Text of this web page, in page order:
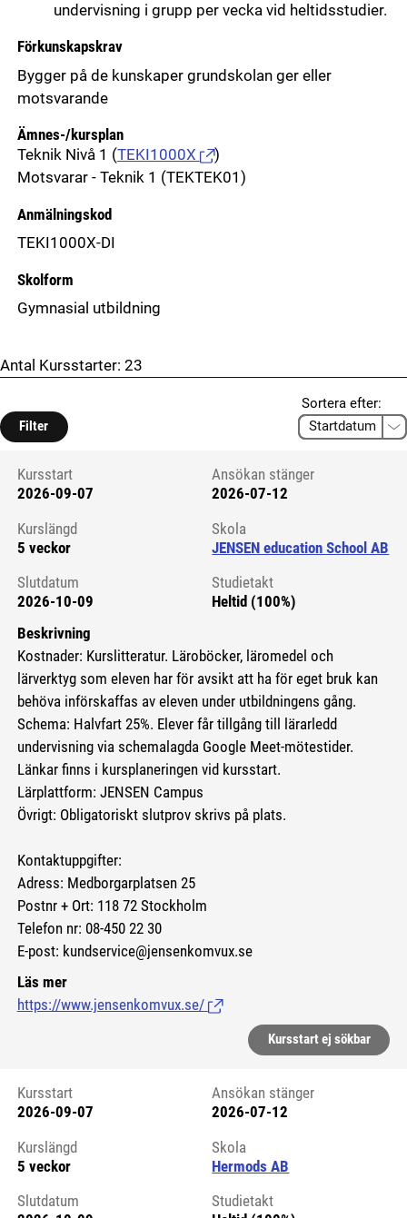
undervisning i grupp per vecka vid heltidsstudier.
Förkunskapskrav
Bygger på de kunskaper grundskolan ger eller
motsvarande
Ämnes-/kursplan
Teknik Nivå 1 (TEKI1000X
)
Motsvarar - Teknik 1 (TEKTEK01)
Anmälningskod
TEKI1000X-DI
Skolform
Gymnasial utbildning
Antal Kursstarter: 23
Filter
Sortera efter:
Kursstart 6101581
Kursstart
2026-09-07
Ansökan stänger
2026-07-12
Kurslängd
5 veckor
Skola
JENSEN education School AB
Slutdatum
2026-10-09
Studietakt
Heltid (100%)
Beskrivning
Kostnader: Kurslitteratur. Läroböcker, läromedel och
lärverktyg som eleven har för avsikt att ha för eget bruk kan
behöva införskaffas av eleven under utbildningens gång.
Schema: Halvfart 25%. Elever får tillgång till lärarledd
undervisning via schemalagda Google Meet-mötestider.
Länkar finns i kursplaneringen vid kursstart.
Lärplattform: JENSEN Campus
Övrigt: Obligatoriskt slutprov skrivs på plats.
Kontaktuppgifter:
Adress: Medborgarplatsen 25
Postnr + Ort: 118 72 Stockholm
Telefon nr: 08-450 22 30
E-post: kundservice@jensenkomvux.se
Läs mer
https://www.jensenkomvux.se/ (Länk till extern sida.)
Kursstart ej sökbar
Kursstart 6174163
Kursstart
2026-09-07
Ansökan stänger
2026-07-12
Kurslängd
5 veckor
Skola
Hermods AB
Slutdatum
Studietakt